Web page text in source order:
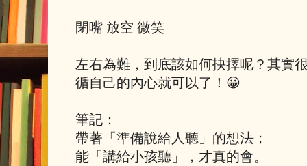
閉嘴 放空 微笑
左右為難，到底該如何抉擇呢？其實
循自己的內心就可以了！😀
筆記：
帶著「準備說給人聽」的想法；
能「講給小孩聽」，才真的會。